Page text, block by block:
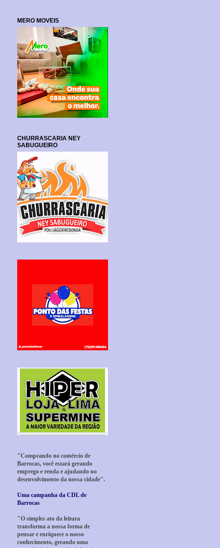
MERO MOVEIS
CHURRASCARIA NEY
SABUGUEIRO
"Comprando no comércio de
Barrocas, você estará gerando
emprego e renda e ajudando no
desenvolvimento da nossa cidade".
Uma campanha da CDL de
Barrocas
"O simples ato da leitura
transforma a nossa forma de
pensar e enriquece o nosso
conhecimento, gerando uma